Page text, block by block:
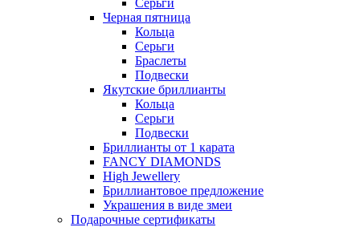
Серьги
Черная пятница
Кольца
Серьги
Браслеты
Подвески
Якутские бриллианты
Кольца
Серьги
Подвески
Бриллианты от 1 карата
FANCY DIAMONDS
High Jewellery
Бриллиантовое предложение
Украшения в виде змеи
Подарочные сертификаты